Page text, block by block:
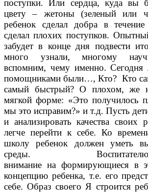
поступки. Или сердца, куда вы
цвету – жетоны (зеленый или
ребенок сделал добра в
сделал плохих поступков.
забудет в конце дня подвести
много узнали, многому
вспомним, чему именно.
помощниками были…, Кто? Кто
самый быстрый? О плохом, же
мягкой форме: «Это получилось
мы это исправим?» и т.д. Пусть
и анализировать качества своих
легче перейти к себе. Ко
школу ребенок должен уметь
среды. Воспитателю
внимание на формирующиеся в
концепцию ребенка, т.е. его
себе. Образ своего Я строится